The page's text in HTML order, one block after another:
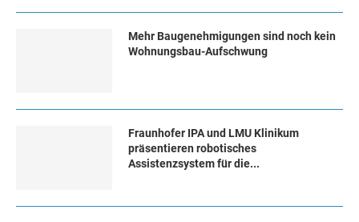
Mehr Baugenehmigungen sind noch kein
Wohnungsbau-Aufschwung
Fraunhofer IPA und LMU Klinikum
präsentieren robotisches
Assistenzsystem für die...